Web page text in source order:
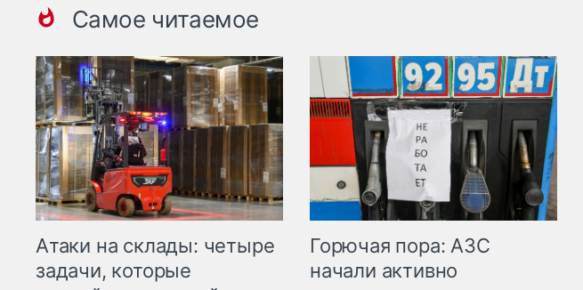
Самое читаемое
Атаки на склады: четыре
задачи, которые
Горючая пора: АЗС
начали активно